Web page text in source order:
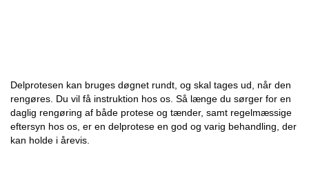
Delprotesen kan bruges døgnet rundt, og skal tages ud, når den
rengøres. Du vil få instruktion hos os. Så længe du sørger for en
daglig rengøring af både protese og tænder, samt regelmæssige
eftersyn hos os, er en delprotese en god og varig behandling, der
kan holde i årevis.